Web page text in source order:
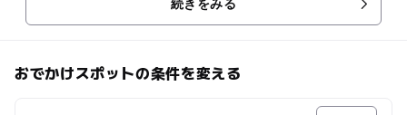
続きをみる
おでかけスポットの条件を変える